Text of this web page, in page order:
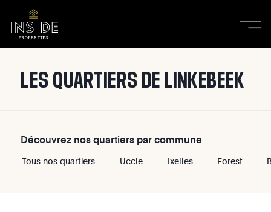
LES QUARTIERS DE LINKEBEEK
Découvrez nos quartiers par commune
Tous nos quartiers Uccle Ixelles Forest